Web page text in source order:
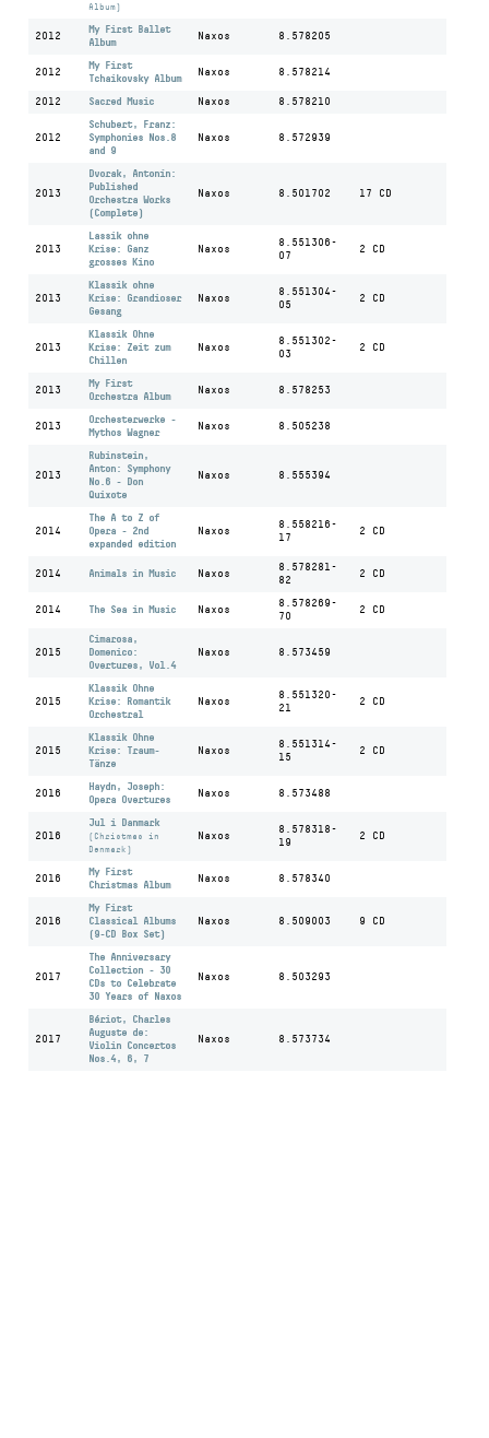
Album)
2012
My First Ballet
Album
Naxos 8.578205
2012
My First
Tchaikovsky Album
Naxos 8.578214
2012 Sacred Music Naxos 8.578210
2012
Schubert, Franz:
Symphonies Nos.8
and 9
Naxos 8.572939
2013
Dvorak, Antonín:
Published
Orchestra Works
(Complete)
Naxos 8.501702 17 CD
2013
Lassik ohne
Krise: Ganz
grosses Kino
Naxos
8.551306-
07
2 CD
2013
Klassik ohne
Krise: Grandioser
Gesang
Naxos
8.551304-
05
2 CD
2013
Klassik Ohne
Krise: Zeit zum
Chillen
Naxos
8.551302-
03
2 CD
2013
My First
Orchestra Album
Naxos 8.578253
2013
Orchesterwerke -
Mythos Wagner
Naxos 8.505238
2013
Rubinstein,
Anton: Symphony
No.6 - Don
Quixote
Naxos 8.555394
2014
The A to Z of
Opera - 2nd
expanded edition
Naxos
8.558216-
17
2 CD
2014 Animals in Music Naxos
8.578281-
82
2 CD
2014 The Sea in Music Naxos
8.578269-
70
2 CD
2015
Cimarosa,
Domenico:
Overtures, Vol.4
Naxos 8.573459
2015
Klassik Ohne
Krise: Romantik
Orchestral
Naxos
8.551320-
21
2 CD
2015
Klassik Ohne
Krise: Traum-
Tänze
Naxos
8.551314-
15
2 CD
2016
Haydn, Joseph:
Opera Overtures
Naxos 8.573488
2016
Jul i Danmark
(Christmas in
Denmark)
Naxos
8.578318-
19
2 CD
2016
My First
Christmas Album
Naxos 8.578340
2016
My First
Classical Albums
(9-CD Box Set)
Naxos 8.509003 9 CD
2017
The Anniversary
Collection - 30
CDs to Celebrate
30 Years of Naxos
Naxos 8.503293
2017
Bériot, Charles
Auguste de:
Violin Concertos
Nos.4, 6, 7
Naxos 8.573734